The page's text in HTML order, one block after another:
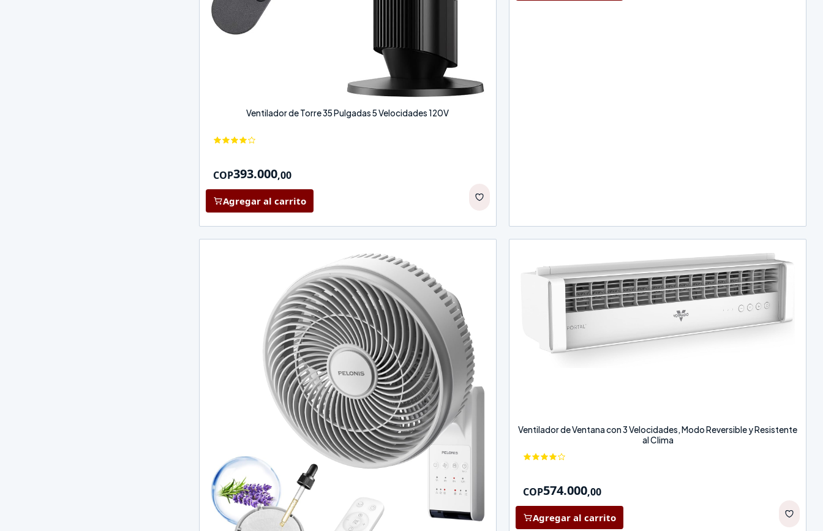
Ventilador de Torre 35 Pulgadas 5 Velocidades 120V
COP393.000,00
Agregar al carrito
Ventilador de Ventana con 3 Velocidades, Modo Reversible y Resistente
al Clima
COP574.000,00
Agregar al carrito